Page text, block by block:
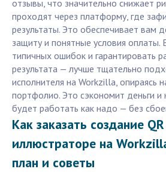
отзывы, что значительно снижает
проходят через платформу, где
результаты. Это обеспечивает вам
защиту и понятные условия оплаты.
типичных ошибок и гарантировать
результата — лучше тщательно
исполнителя на Workzilla, опираясь
портфолио. Это сэкономит деньги
будет работать как надо — без
Как заказать создание
иллюстраторе на
план и советы